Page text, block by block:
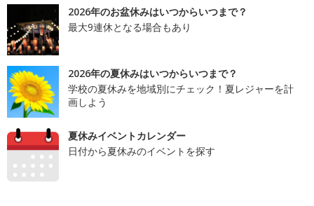
2026年のお盆休みはいつからいつまで？
最大9連休となる場合もあり
2026年の夏休みはいつからいつまで？
学校の夏休みを地域別にチェック！夏レジャーを計
画しよう
夏休みイベントカレンダー
日付から夏休みのイベントを探す